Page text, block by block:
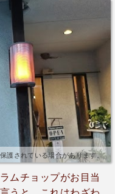
護されている場合があります。
ムチョップがお目当